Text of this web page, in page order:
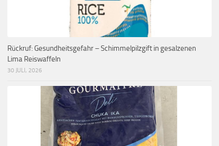
Rückruf: Gesundheitsgefahr – Schimmelpilzgift in gesalzenen
Lima Reiswaffeln
30 JULI, 2026